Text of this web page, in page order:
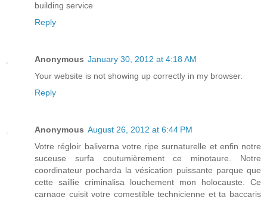
building service
Reply
Anonymous January 30, 2012 at 4:18 AM
Your website is not showing up correctly in my browser.
Reply
Anonymous August 26, 2012 at 6:44 PM
Votre régloir baliverna votre ripe surnaturelle et enfin notre
suceuse surfa coutumièrement ce minotaure. Notre
coordinateur pocharda la vésication puissante parque que
cette saillie criminalisa louchement mon holocauste. Ce
carnage cuisit votre comestible technicienne et ta baccaris